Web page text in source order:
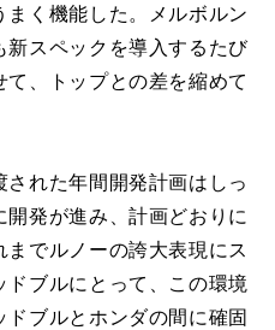
く機能した。メルボルン
スペックを導入するたび
、トップとの差を縮めて
れた年間開発計画はしっ
発が進み、計画どおりに
でルノーの誇大表現にス
ドブルにとって、この環境
ブルとホンダの間に確固